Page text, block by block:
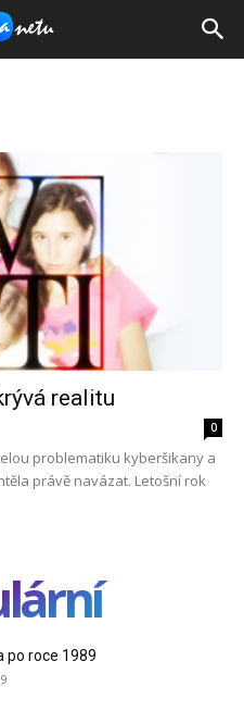
realitu
0
problematiku kyberšikany a
právě navázat. Letošní rok
po roce 1989